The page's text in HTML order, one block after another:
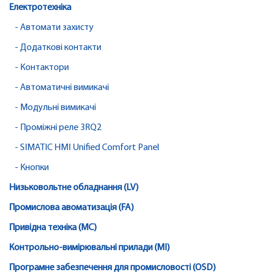
Електротехніка
- Автомати захисту
- Додаткові контакти
- Контактори
- Автоматичні вимикачі
- Модульні вимикачі
- Проміжні реле 3RQ2
- SIMATIC HMI Unified Comfort Panel
- Кнопки
Низьковольтне обладнання (LV)
Промислова авоматизація (FA)
Привідна техніка (MC)
Контрольно-вимірювальні прилади (MI)
Програмне забезпечення для промисловості (OSD)